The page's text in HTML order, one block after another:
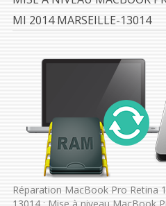
MI 2014 MARSEILLE-13014
Réparation MacBook Pro Retina